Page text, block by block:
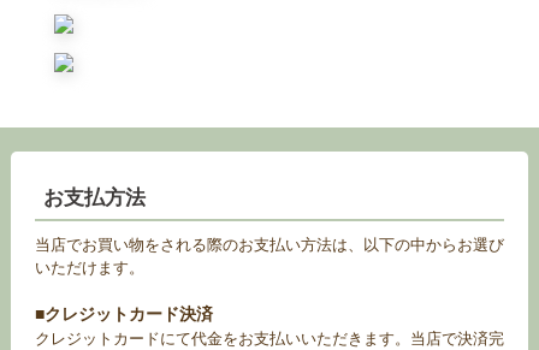
お支払方法
当店でお買い物をされる際のお支払い方法は、以下の中からお選び
いただけます。
■クレジットカード決済
クレジットカードにて代金をお支払いいただきます。当店で決済完